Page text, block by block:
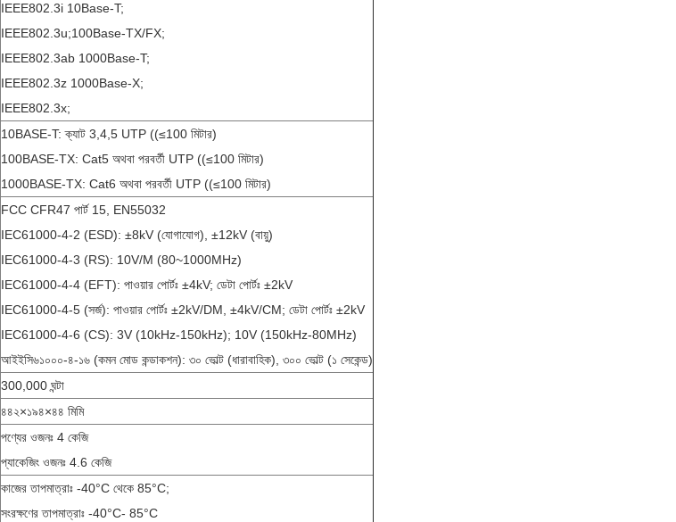
IEEE802.3i 10Base-T;
IEEE802.3u;100Base-TX/FX;
IEEE802.3ab 1000Base-T;
IEEE802.3z 1000Base-X;
IEEE802.3x;
10BASE-T: ক্যাট 3,4,5 UTP ((≤100 মিটার)
100BASE-TX: Cat5 অথবা পরবর্তী UTP ((≤100 মিটার)
1000BASE-TX: Cat6 অথবা পরবর্তী UTP ((≤100 মিটার)
FCC CFR47 পার্ট 15, EN55032
IEC61000-4-2 (ESD): ±8kV (যোগাযোগ), ±12kV (বায়ু)
IEC61000-4-3 (RS): 10V/m (80~1000MHz)
IEC61000-4-4 (EFT): পাওয়ার পোর্টঃ ±4kV; ডেটা পোর্টঃ ±2kV
IEC61000-4-5 (সর্জ): পাওয়ার পোর্টঃ ±2kV/DM, ±4kV/CM; ডেটা পোর্টঃ ±2kV
IEC61000-4-6 (CS): 3V (10kHz-150kHz); 10V (150kHz-80MHz)
আইইসি৬১০০০-৪-১৬ (কমন মোড কন্ডাকশন): ৩০ ভোল্ট (ধারাবাহিক), ৩০০ ভোল্ট (১ সেকেন্ড)
300,000 ঘন্টা
৪৪২×১৯৪×৪৪ মিমি
পণ্যের ওজনঃ 4 কেজি
প্যাকেজিং ওজনঃ 4.6 কেজি
কাজের তাপমাত্রাঃ -40°C থেকে 85°C;
সংরক্ষণের তাপমাত্রাঃ -40°C- 85°C